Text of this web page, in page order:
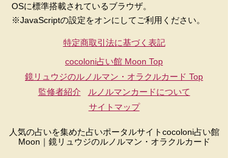
OSに標準搭載されているブラウザ。
※JavaScriptの設定をオンにしてご利用ください。
特定商取引法に基づく表記
cocoloni占い館 Moon Top
鏡リュウジのルノルマン・オラクルカード Top
監修者紹介
ルノルマンカードについて
サイトマップ
人気の占いを集めた占いポータルサイトcocoloni占い館
Moon｜ 鏡リュウジのルノルマン・オラクルカード